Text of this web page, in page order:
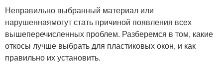
Неправильно выбранный материал или
нарушеннаямогут стать причиной появления всех
вышеперечисленных проблем. Разберемся в том, какие
откосы лучше выбрать для пластиковых окон, и как
правильно их установить.